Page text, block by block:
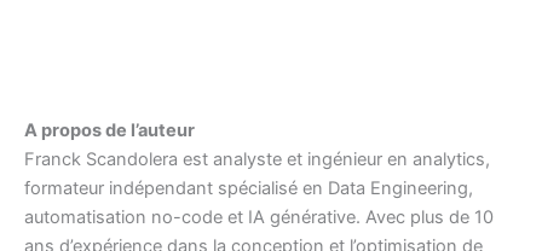
A propos de l’auteur
Franck Scandolera est analyste et ingénieur en analytics,
formateur indépendant spécialisé en Data Engineering,
automatisation no-code et IA générative. Avec plus de 10
ans d’expérience dans la conception et l’optimisation de